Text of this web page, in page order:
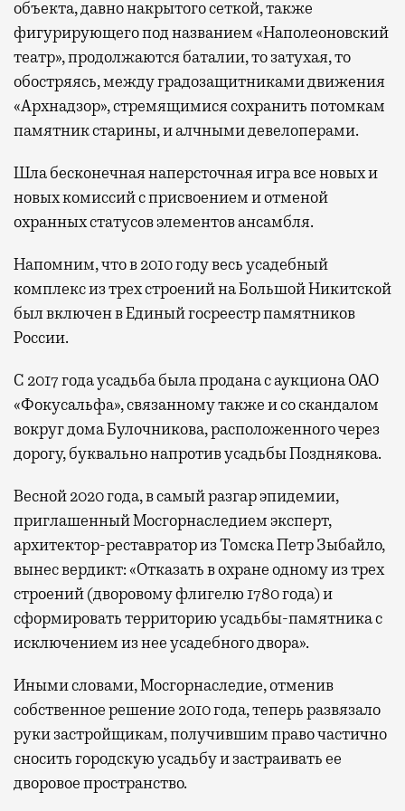
объекта, давно накрытого сеткой, также
фигурирующего под названием «Наполеоновский
театр», продолжаются баталии, то затухая, то
обостряясь, между градозащитниками движения
«Архнадзор», стремящимися сохранить потомкам
памятник старины, и алчными девелоперами.
Шла бесконечная наперсточная игра все новых и
новых комиссий с присвоением и отменой
охранных статусов элементов ансамбля.
Напомним, что в 2010 году весь усадебный
комплекс из трех строений на Большой Никитской
был включен в Единый госреестр памятников
России.
С 2017 года усадьба была продана с аукциона ОАО
«Фокусальфа», связанному также и со скандалом
вокруг дома Булочникова, расположенного через
дорогу, буквально напротив усадьбы Позднякова.
Весной 2020 года, в самый разгар эпидемии,
приглашенный Мосгорнаследием эксперт,
архитектор-реставратор из Томска Петр Зыбайло,
вынес вердикт: «Отказать в охране одному из трех
строений (дворовому флигелю 1780 года) и
сформировать территорию усадьбы-памятника с
исключением из нее усадебного двора».
Иными словами, Мосгорнаследие, отменив
собственное решение 2010 года, теперь развязало
руки застройщикам, получившим право частично
сносить городскую усадьбу и застраивать ее
дворовое пространство.